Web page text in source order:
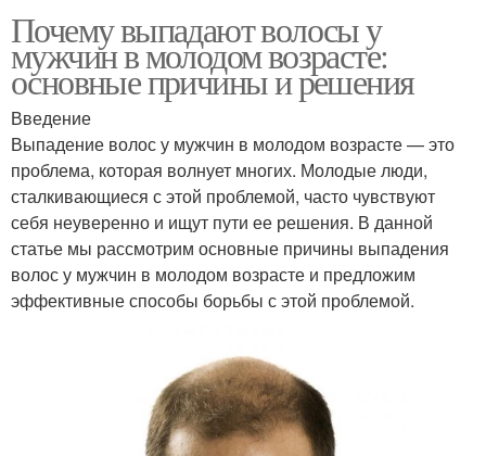
Почему выпадают волосы у
мужчин в молодом возрасте:
основные причины и решения
Введение
Выпадение волос у мужчин в молодом возрасте — это
проблема, которая волнует многих. Молодые люди,
сталкивающиеся с этой проблемой, часто чувствуют
себя неуверенно и ищут пути ее решения. В данной
статье мы рассмотрим основные причины выпадения
волос у мужчин в молодом возрасте и предложим
эффективные способы борьбы с этой проблемой.